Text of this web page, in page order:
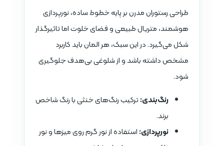
طراحی رستوران مدرن بر پایه خطوط ساده، نورپردازی
هوشمند، متریال طبیعی و فضای خلوت اما تاثیرگذار
شکل می‌گیرد. در این سبک، هر المان باید کاربرد
مشخص داشته باشد و از شلوغی بی‌هدف جلوگیری
شود.
رنگ‌بندی:ترکیب رنگ‌های خنثی با رنگ شاخص
برند.
نورپردازی:استفاده از نور گرم روی میزها و نور